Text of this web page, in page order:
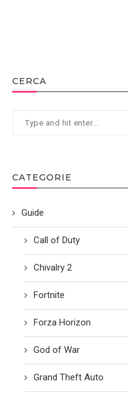
CERCA
CATEGORIE
Guide
Call of Duty
Chivalry 2
Fortnite
Forza Horizon
God of War
Grand Theft Auto